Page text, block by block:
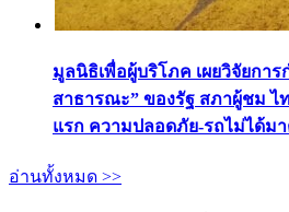
มูลนิธิเพื่อผู้บริโภค เผยวิจัยกา
สาธารณะ” ของรัฐ สภาผู้ชม
แรก ความปลอดภัย-รถไม่ได้ม
อ่านทั้งหมด >>